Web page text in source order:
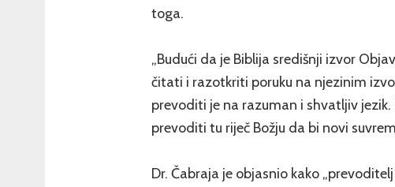
toga.
„Budući da je Biblija središnji izvor
čitati i razotkriti poruku na njezinim
prevoditi je na razuman i shvatljiv
prevoditi tu riječ Božju da bi novi
Dr. Čabraja je objasnio kako